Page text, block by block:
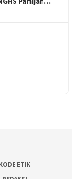
KODE ETIK